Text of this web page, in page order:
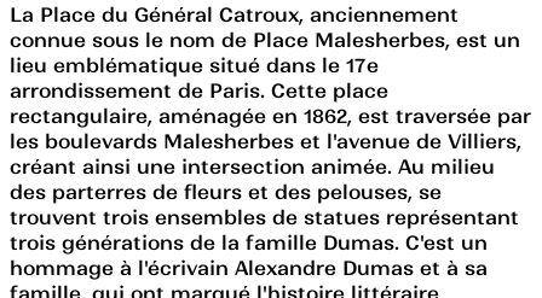
La Place du Général Catroux, anciennement
connue sous le nom de Place Malesherbes, est un
lieu emblématique situé dans le 17e
arrondissement de Paris. Cette place
rectangulaire, aménagée en 1862, est traversée par
les boulevards Malesherbes et l'avenue de Villiers,
créant ainsi une intersection animée. Au milieu
des parterres de fleurs et des pelouses, se
trouvent trois ensembles de statues représentant
trois générations de la famille Dumas. C'est un
hommage à l'écrivain Alexandre Dumas et à sa
famille, qui ont marqué l'histoire littéraire